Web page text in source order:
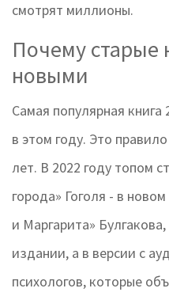
смотрят миллионы.
Почему старые
новыми
Самая популярная
в этом году. Это
лет. В 2022 году топом
города» Гоголя - в
и Маргарита»
издании, а в версии с
психологов, которые